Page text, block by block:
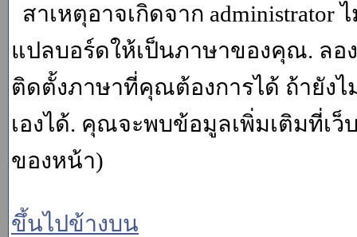
สาเหตุอาจเกิดจาก
แปลบอร์ดให้เป็นภาษาของคุณ. ลอง
ติดตั้งภาษาที่คุณต้องการได้ ถ้ายัง
เองได้. คุณจะพบข้อมูลเพิ่มเติมที่เว็
ของหน้า)
ขึ้นไปข้างบน